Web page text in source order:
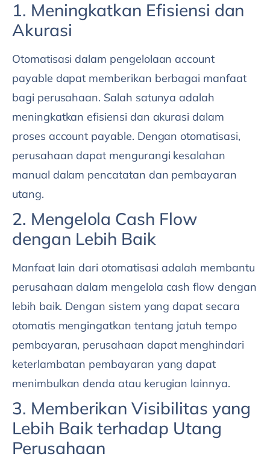
1. Meningkatkan Efisiensi dan
Akurasi
Otomatisasi dalam pengelolaan account
payable dapat memberikan berbagai manfaat
bagi perusahaan. Salah satunya adalah
meningkatkan efisiensi dan akurasi dalam
proses account payable. Dengan otomatisasi,
perusahaan dapat mengurangi kesalahan
manual dalam pencatatan dan pembayaran
utang.
2. Mengelola Cash Flow
dengan Lebih Baik
Manfaat lain dari otomatisasi adalah membantu
perusahaan dalam mengelola cash flow dengan
lebih baik. Dengan sistem yang dapat secara
otomatis mengingatkan tentang jatuh tempo
pembayaran, perusahaan dapat menghindari
keterlambatan pembayaran yang dapat
menimbulkan denda atau kerugian lainnya.
3. Memberikan Visibilitas yang
Lebih Baik terhadap Utang
Perusahaan